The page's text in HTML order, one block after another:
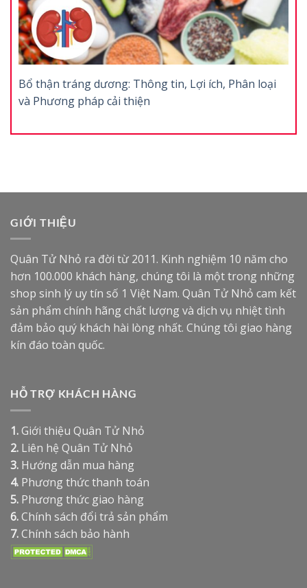
Bổ thận tráng dương: Thông tin, Lợi ích, Phân loại
và Phương pháp cải thiện
GIỚI THIỆU
Quân Tử Nhỏ ra đời từ 2011. Kinh nghiệm 10 năm cho
hơn 100.000 khách hàng, chúng tôi là một trong những
shop sinh lý uy tín số 1 Việt Nam. Quân Tử Nhỏ cam kết
sản phẩm chính hãng chất lượng và dịch vụ nhiệt tình
đảm bảo quý khách hài lòng nhất. Chúng tôi giao hàng
kín đáo toàn quốc.
HỖ TRỢ KHÁCH HÀNG
1.Giới thiệu Quân Tử Nhỏ
2. Liên hệ Quân Tử Nhỏ
3. Hướng dẫn mua hàng
4. Phương thức thanh toán
5. Phương thức giao hàng
6.Chính sách đổi trả sản phẩm
7.Chính sách bảo hành